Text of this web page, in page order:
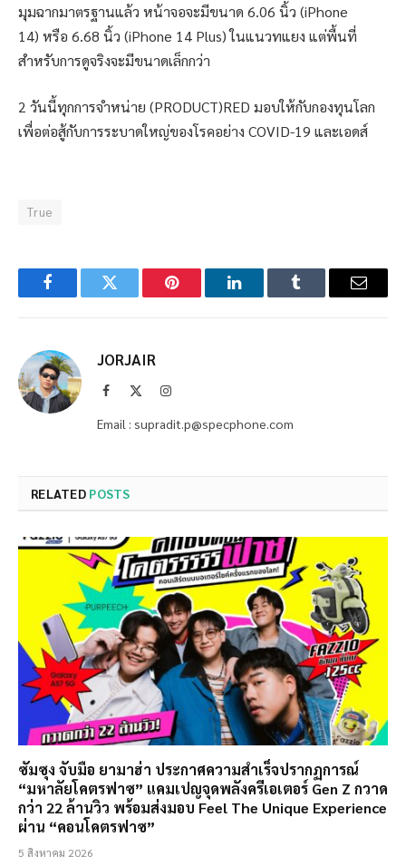
มุมฉากมาตรฐานแล้ว หน้าจอจะมีขนาด 6.06 นิ้ว (iPhone
14) หรือ 6.68 นิ้ว (iPhone 14 Plus) ในแนวทแยง แต่พื้นที่
สำหรับการดูจริงจะมีขนาดเล็กกว่า
2 วันนี้ทุกการจำหน่าย (PRODUCT)RED มอบให้กับกองทุนโลก
เพื่อต่อสู้กับการระบาดใหญ่ของโรคอย่าง COVID-19 และเอดส์
True
FacebookTwitter Pinterest LinkedInTumblr Email
JORJAIR
Facebook Instagram
Email : supradit.p@specphone.com
RELATED POSTS
ซัมซุง จับมือ ยามาฮ่า ประกาศความสำเร็จปรากฏการณ์
“มหาลัยโคตรฟาซ” แคมเปญจุดพลังครีเอเตอร์ Gen Z กวาด
กว่า 22 ล้านวิว พร้อมส่งมอบ Feel The Unique Experience
ผ่าน “คอนโคตรฟาซ”
5 สิงหาคม 2026